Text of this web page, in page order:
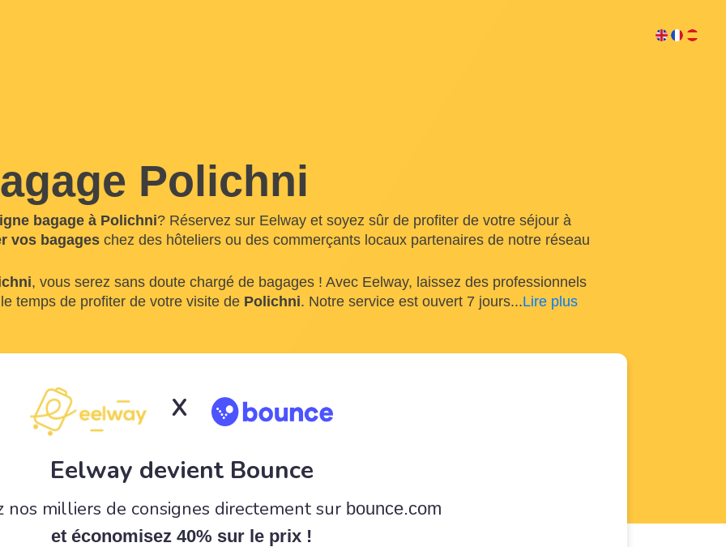
Polichni
bagage à Polichni? Réservez sur Eelway et soyez sûr de profiter de votre séjour à
vos bagages chez des hôteliers ou des commerçants locaux partenaires de notre réseau
, vous serez sans doute chargé de bagages ! Avec Eelway, laissez des professionnels
le temps de profiter de votre visite de Polichni. Notre service est ouvert 7 jours...Lire plus
X
Eelway devient Bounce
nos milliers de consignes directement sur bounce.com
et économisez 40% sur le prix !